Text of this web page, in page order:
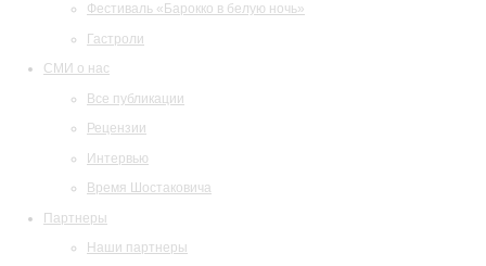
Фестиваль «Барокко в белую ночь»
Гастроли
СМИ о нас
Все публикации
Рецензии
Интервью
Время Шостаковича
Партнеры
Наши партнеры